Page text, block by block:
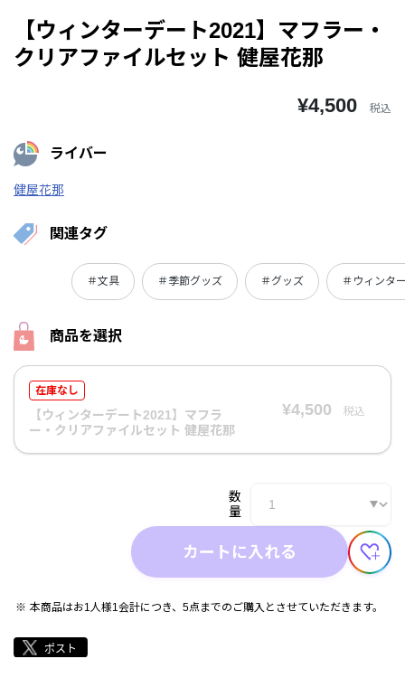
【ウィンターデート2021】マフラー・
クリアファイルセット 健屋花那
¥4,500 税込
ライバー
健屋花那
関連タグ
＃文具 ＃季節グッズ ＃グッズ ＃ウィンタ
商品を選択
在庫なし
【ウィンターデート2021】マフラ
ー・クリアファイルセット 健屋花那
¥4,500 税込
数
量
カートに入れる
本商品はお1人様1会計につき、5点までのご購入とさせていただきます。